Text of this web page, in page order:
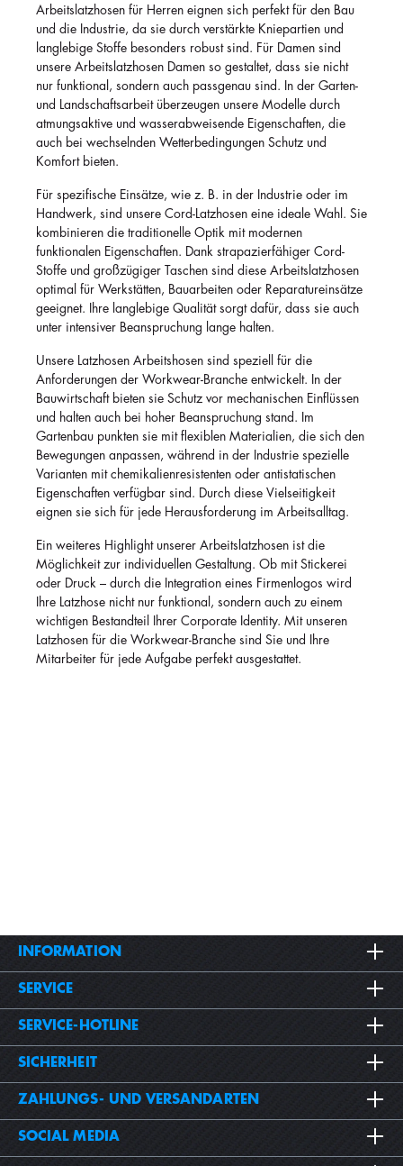
Arbeitslatzhosen für Herren eignen sich perfekt für den Bau
und die Industrie, da sie durch verstärkte Kniepartien und
langlebige Stoffe besonders robust sind. Für Damen sind
unsere Arbeitslatzhosen Damen so gestaltet, dass sie nicht
nur funktional, sondern auch passgenau sind. In der Garten-
und Landschaftsarbeit überzeugen unsere Modelle durch
atmungsaktive und wasserabweisende Eigenschaften, die
auch bei wechselnden Wetterbedingungen Schutz und
Komfort bieten.
Für spezifische Einsätze, wie z. B. in der Industrie oder im
Handwerk, sind unsere Cord-Latzhosen eine ideale Wahl. Sie
kombinieren die traditionelle Optik mit modernen
funktionalen Eigenschaften. Dank strapazierfähiger Cord-
Stoffe und großzügiger Taschen sind diese Arbeitslatzhosen
optimal für Werkstätten, Bauarbeiten oder Reparatureinsätze
geeignet. Ihre langlebige Qualität sorgt dafür, dass sie auch
unter intensiver Beanspruchung lange halten.
Unsere Latzhosen Arbeitshosen sind speziell für die
Anforderungen der Workwear-Branche entwickelt. In der
Bauwirtschaft bieten sie Schutz vor mechanischen Einflüssen
und halten auch bei hoher Beanspruchung stand. Im
Gartenbau punkten sie mit flexiblen Materialien, die sich den
Bewegungen anpassen, während in der Industrie spezielle
Varianten mit chemikalienresistenten oder antistatischen
Eigenschaften verfügbar sind. Durch diese Vielseitigkeit
eignen sie sich für jede Herausforderung im Arbeitsalltag.
Ein weiteres Highlight unserer Arbeitslatzhosen ist die
Möglichkeit zur individuellen Gestaltung. Ob mit Stickerei
oder Druck – durch die Integration eines Firmenlogos wird
Ihre Latzhose nicht nur funktional, sondern auch zu einem
wichtigen Bestandteil Ihrer Corporate Identity. Mit unseren
Latzhosen für die Workwear-Branche sind Sie und Ihre
Mitarbeiter für jede Aufgabe perfekt ausgestattet.
INFORMATION
SERVICE
SERVICE-HOTLINE
SICHERHEIT
ZAHLUNGS- UND VERSANDARTEN
SOCIAL MEDIA